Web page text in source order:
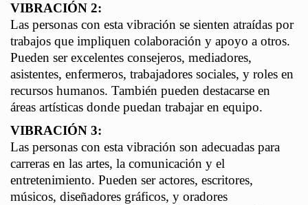
VIBRACIÓN 2:
Las personas con esta vibración se sienten atraídas por
trabajos que impliquen colaboración y apoyo a otros.
Pueden ser excelentes consejeros, mediadores,
asistentes, enfermeros, trabajadores sociales, y roles en
recursos humanos. También pueden destacarse en
áreas artísticas donde puedan trabajar en equipo.
VIBRACIÓN 3:
Las personas con esta vibración son adecuadas para
carreras en las artes, la comunicación y el
entretenimiento. Pueden ser actores, escritores,
músicos, diseñadores gráficos, y oradores